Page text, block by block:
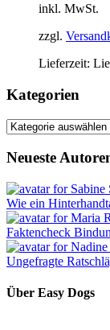
inkl. MwSt.
zzgl.
Lieferzeit:
Kategorien
Kategorien
Neueste
Wie ein
Faktencheck
Ungefragte
Über Easy Dogs